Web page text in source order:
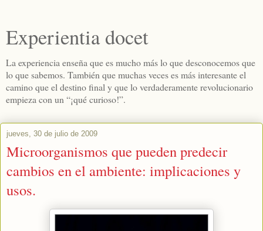
Experientia docet
La experiencia enseña que es mucho más lo que desconocemos que
lo que sabemos. También que muchas veces es más interesante el
camino que el destino final y que lo verdaderamente revolucionario
empieza con un “¡qué curioso!”.
jueves, 30 de julio de 2009
Microorganismos que pueden predecir
cambios en el ambiente: implicaciones y
usos.